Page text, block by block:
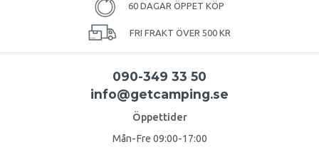
60 DAGAR ÖPPET KÖP
FRI FRAKT ÖVER 500 KR
090-349 33 50
info@getcamping.se
Öppettider
Mån-Fre 09:00-17:00